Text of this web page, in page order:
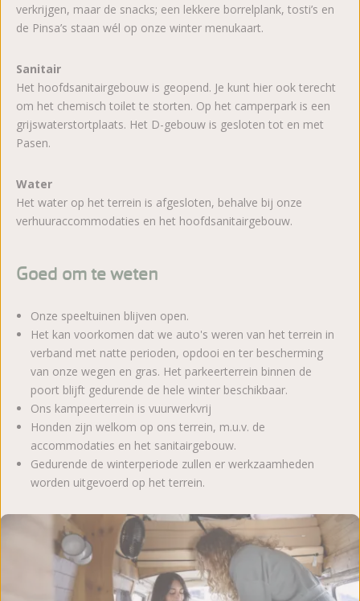
verkrijgen, maar de snacks; een lekkere borrelplank, tosti’s en
de Pinsa’s staan wél op onze winter menukaart.
Sanitair
Het hoofdsanitairgebouw is geopend. Je kunt hier ook terecht
om het chemisch toilet te storten. Op het camperpark is een
grijswaterstortplaats. Het D-gebouw is gesloten tot en met
Pasen.
Water
Het water op het terrein is afgesloten, behalve bij onze
verhuuraccommodaties en het hoofdsanitairgebouw.
Goed om te weten
Onze speeltuinen blijven open.
Het kan voorkomen dat we auto's weren van het terrein in
verband met natte perioden, opdooi en ter bescherming
van onze wegen en gras. Het parkeerterrein binnen de
poort blijft gedurende de hele winter beschikbaar.
Ons kampeerterrein is vuurwerkvrij
Honden zijn welkom op ons terrein, m.u.v. de
accommodaties en het sanitairgebouw.
Gedurende de winterperiode zullen er werkzaamheden
worden uitgevoerd op het terrein.